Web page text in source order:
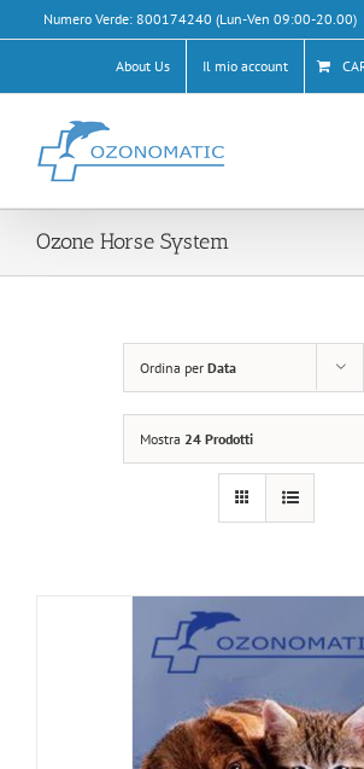
al
Numero Verde: 800174240 (Lun-Ven 09:00-20.00)
About Us Il mio account
Ozone Horse System
Ordina per Data
Mostra 24 Prodotti